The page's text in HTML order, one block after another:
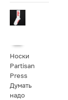
Носки
Partisan
Press
Думать
надо